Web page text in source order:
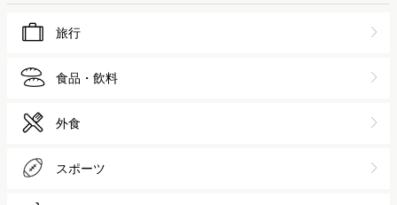
旅行
食品・飲料
外食
スポーツ